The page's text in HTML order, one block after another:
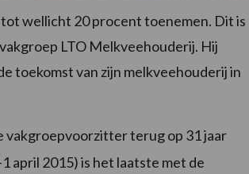
tot wellicht 20 procent toenemen. Dit is
LTO Melkveehouderij. Hij
toekomst van zijn melkveehouderij in
vakgroepvoorzitter terug op 31 jaar
april 2015) is het laatste met de